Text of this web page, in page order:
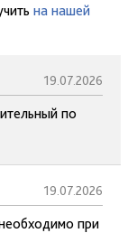
на нашей
19.07.2026
по
19.07.2026
при